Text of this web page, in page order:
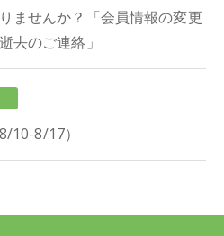
ませんか？「会員情報の変更
去のご連絡」
10-8/17）